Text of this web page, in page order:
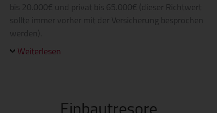
bis 20.000€ und privat bis 65.000€ (dieser Richtwert
sollte immer vorher mit der Versicherung besprochen
werden).
Weiterlesen